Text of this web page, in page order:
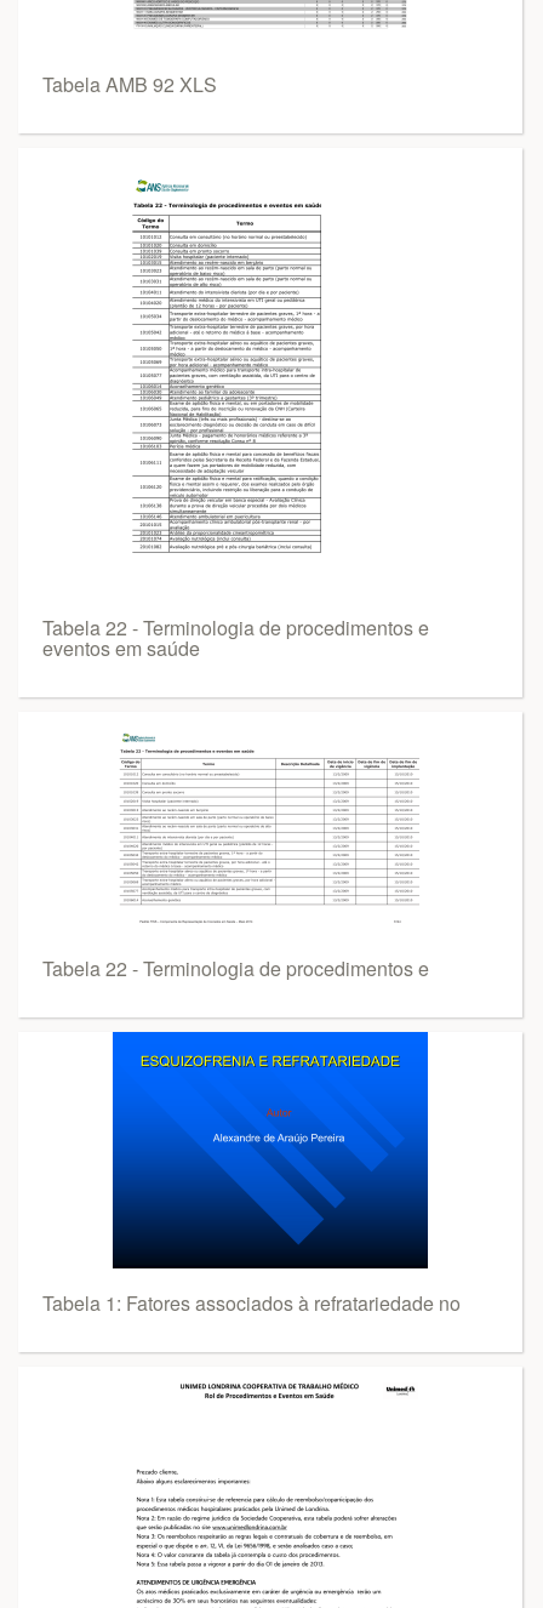
Tabela AMB 92 XLS
Tabela 22 - Terminologia de procedimentos e
eventos em saúde
Tabela 22 - Terminologia de procedimentos e
Tabela 1: Fatores associados à refratariedade no